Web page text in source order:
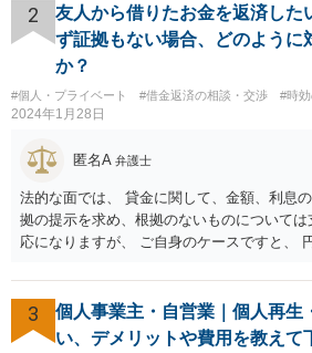
2
友人から借りたお金を返済した
ず証拠もない場合、どのように
か？
#個人・プライベート #借金返済の相談・交渉 #時
2024年1月28日
匿名A 弁護士
法的な面では、 貸金に関して、金額、利息
拠の提示を求め、根拠のないものについて
応になりますが、 ご自身のケースですと、
けではありません）。 何某かの主張をされ
に相談されるという形でよいかと思います。
3
個人事業主・自営業｜個人再生
い、デメリットや費用を教えて